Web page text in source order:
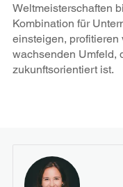
Weltmeisterschaften
Kombination für
einsteigen,
wachsenden Umfeld,
zukunftsorientiert ist.